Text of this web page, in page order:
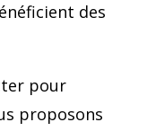
des
pour
proposons